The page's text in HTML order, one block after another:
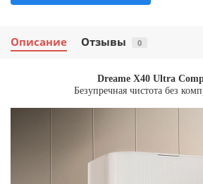
Описание Отзывы 0
Dreame X40 Ultra
Безупречная чистота без